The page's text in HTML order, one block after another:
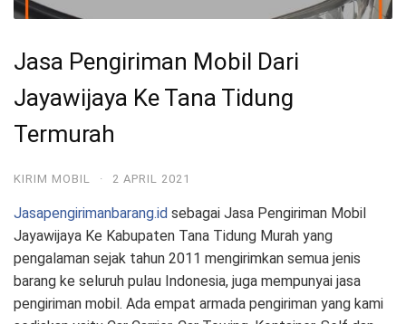
Jasa Pengiriman Mobil Dari
Jayawijaya Ke Tana Tidung
Termurah
KIRIM MOBIL · 2 APRIL 2021
Jasapengirimanbarang.id sebagai Jasa Pengiriman Mobil
Jayawijaya Ke Kabupaten Tana Tidung Murah yang
pengalaman sejak tahun 2011 mengirimkan semua jenis
barang ke seluruh pulau Indonesia, juga mempunyai jasa
pengiriman mobil. Ada empat armada pengiriman yang kami